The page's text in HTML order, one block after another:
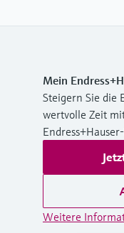
Mein
Steigern Sie die
wertvolle Zeit
Weitere